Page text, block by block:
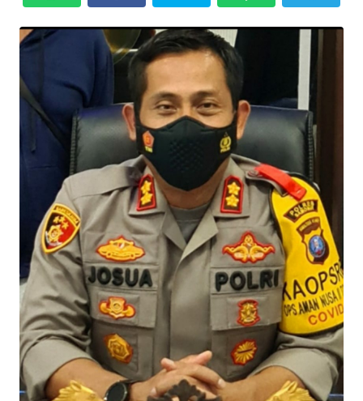
PERISTIWA
Informasi
INDEKS
BERITA
KONTAK
KAMI
INFO
IKLAN
TENTANG
KAMI